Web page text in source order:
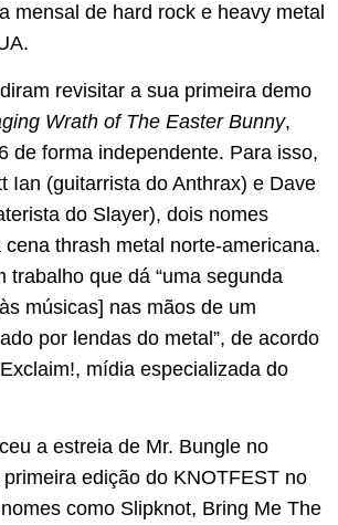
mensal de hard rock e heavy metal
revisitar a sua primeira demo
Wrath of The Easter Bunny,
de forma independente. Para isso,
Ian (guitarrista do Anthrax) e Dave
do Slayer), dois nomes
thrash metal norte-americana.
trabalho que dá “uma segunda
músicas] nas mãos de um
por lendas do metal”, de acordo
mídia especializada do
a estreia de Mr. Bungle no
edição do KNOTFEST no
como Slipknot, Bring Me The